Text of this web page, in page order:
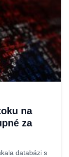
na
za
databázi s